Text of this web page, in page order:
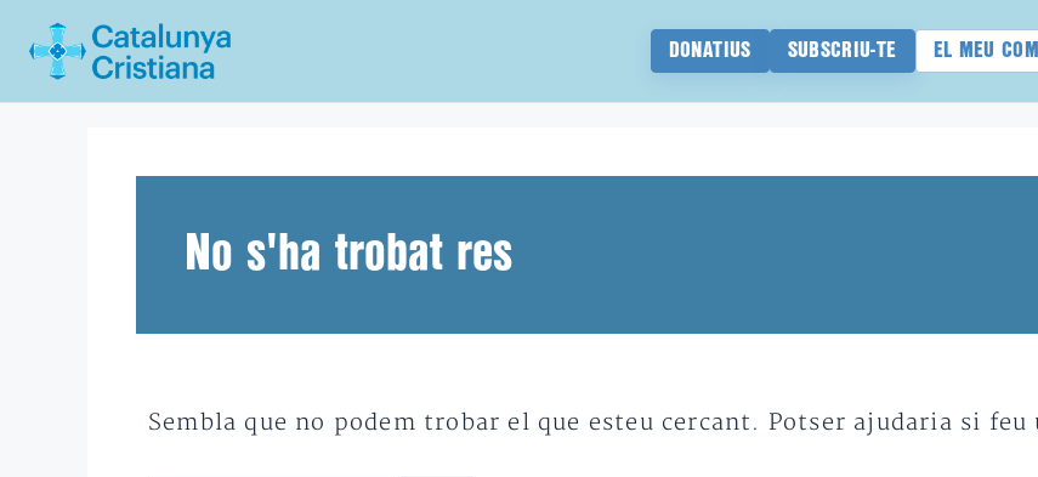
DONATIUS SUBSCRIU-TE EL MEU
No s'ha trobat res
Sembla que no podem trobar el que esteu cercant. Potser ajudaria si feu